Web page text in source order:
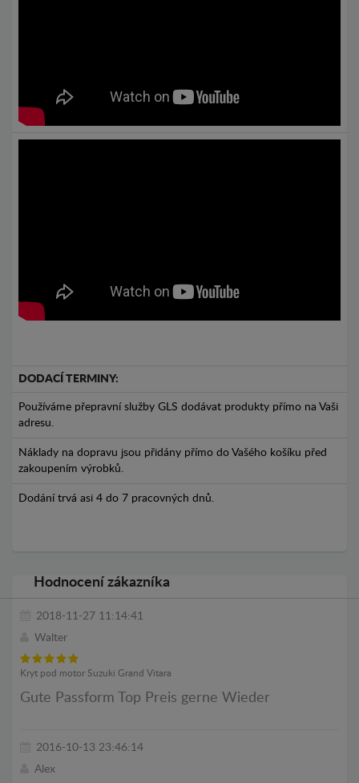
DODACÍ TERMINY:
Používáme přepravní služby GLS dodávat produkty přímo na Vaši
adresu.
Náklady na dopravu jsou přidány přímo do Vašého košíku před
zakoupením výrobků.
Dodání trvá asi 4 do 7 pracovných dnů.
Hodnocení zákazníka
2018-11-27 11:14:41
Walter
Kryt pod motor Suzuki Grand Vitara
Gute Passform Top Preis gerne Wieder
2016-10-13 23:46:14
Alex